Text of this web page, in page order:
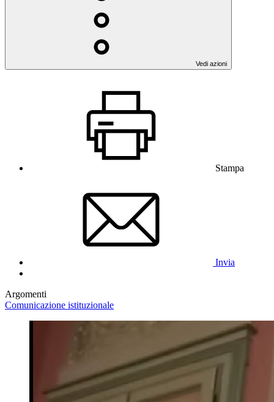
Vedi azioni
Stampa
Invia
Argomenti
Comunicazione istituzionale